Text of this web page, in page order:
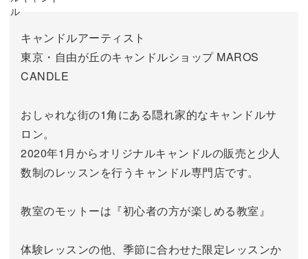
キャンドルアーティスト
東京・自由が丘のキャンドルショップ MAROS
CANDLE
おしゃれな街の1角にある隠れ家的なキャンドルサ
ロン。
2020年1月からオリジナルキャンドルの販売と少人
数制のレッスンを行うキャンドル専門店です。
教室のモットーは『初心者の方が楽しめる教室』
体験レッスンの他、季節に合わせた限定レッスンか